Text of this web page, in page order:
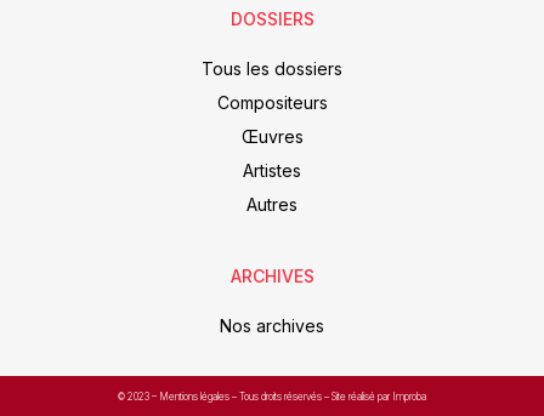
DOSSIERS
Tous les dossiers
Compositeurs
Œuvres
Artistes
Autres
ARCHIVES
Nos archives
© 2023 – Mentions légales – Tous droits réservés – Site réalisé par Improba